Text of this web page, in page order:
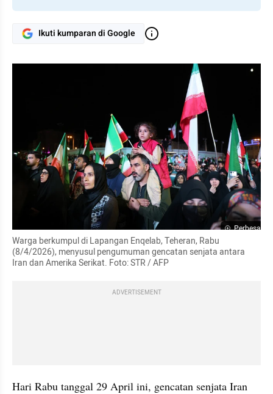
Ikuti kumparan di Google
Perbesar
Warga berkumpul di Lapangan Enqelab, Teheran, Rabu
(8/4/2026), menyusul pengumuman gencatan senjata antara
Iran dan Amerika Serikat. Foto: STR / AFP
ADVERTISEMENT
Hari Rabu tanggal 29 April ini, gencatan senjata Iran